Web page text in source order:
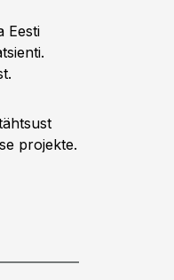
Eesti
projekte.